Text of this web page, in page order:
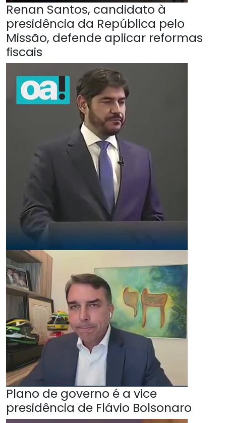
Renan Santos, candidato à
presidência da República pelo
Missão, defende aplicar reformas
fiscais
Plano de governo é a vice
presidência de Flávio Bolsonaro